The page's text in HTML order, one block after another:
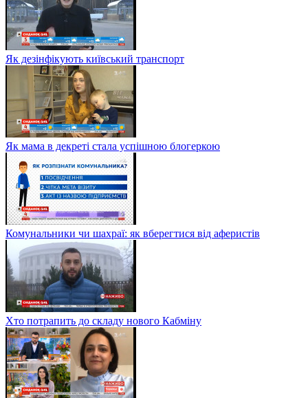
Як дезінфікують київський транспорт
Як мама в декреті стала успішною блогеркою
Комунальники чи шахраї: як вберегтися від аферистів
Хто потрапить до складу нового Кабміну